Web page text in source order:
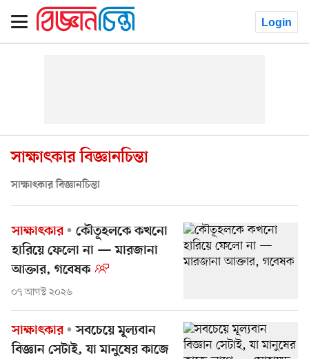
Login
সাক্ষাৎকার বিজ্ঞানচিন্তা
সাক্ষাৎকার বিজ্ঞানচিন্তা
সাক্ষাৎকার
কৌতূহলকে কখনো
হারিয়ে ফেলো না — মারজানা
আক্তার, গবেষক
০৭ আগস্ট ২০২৬
সাক্ষাৎকার
সবচেয়ে মূল্যবান
বিজ্ঞান সেটাই, যা মানুষের কাজে